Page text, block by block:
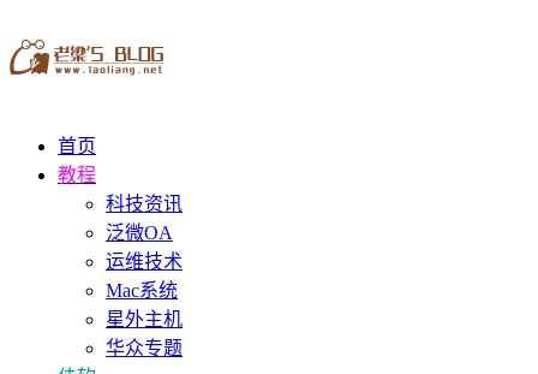
首页
教程
科技资讯
泛微OA
运维技术
Mac系统
星外主机
华众专题